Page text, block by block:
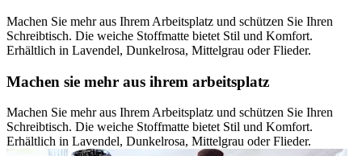
Machen Sie mehr aus Ihrem Arbeitsplatz und schützen Sie Ihren
Schreibtisch. Die weiche Stoffmatte bietet Stil und Komfort.
Erhältlich in Lavendel, Dunkelrosa, Mittelgrau oder Flieder.
Machen sie mehr aus ihrem arbeitsplatz
Machen Sie mehr aus Ihrem Arbeitsplatz und schützen Sie Ihren
Schreibtisch. Die weiche Stoffmatte bietet Stil und Komfort.
Erhältlich in Lavendel, Dunkelrosa, Mittelgrau oder Flieder.